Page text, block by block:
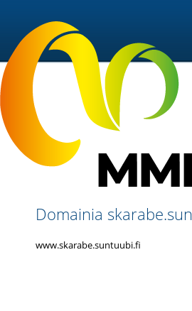
Domainia
www.skarabe.suntuubi.fi